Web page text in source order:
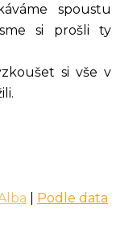
spoustu
si prošli ty
si vše v
Podle data